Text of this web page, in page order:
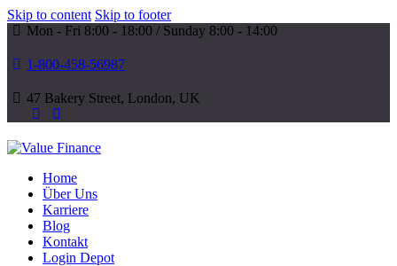
Skip to content Skip to footer
Mon - Fri 8:00 - 18:00 / Sunday 8:00 - 14:00
1-800-458-56987
47 Bakery Street, London, UK
Home
Über Uns
Karriere
Blog
Kontakt
Login Depot